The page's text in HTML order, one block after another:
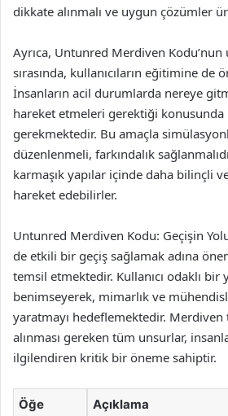
dikkate alınmalı ve uygun çözümler
Ayrıca, Untunred Merdiven Kodu’nun
sırasında, kullanıcıların eğitimine de
İnsanların acil durumlarda nereye
hareket etmeleri gerektiği konusunda
gerekmektedir. Bu amaçla
düzenlenmeli, farkındalık
karmaşık yapılar içinde daha bilinçli
hareket edebilirler.
Untunred Merdiven Kodu: Geçişin
de etkili bir geçiş sağlamak adına
temsil etmektedir. Kullanıcı odaklı bir
benimseyerek, mimarlık ve
yaratmayı hedeflemektedir. Merdiven
alınması gereken tüm unsurlar,
ilgilendiren kritik bir öneme sahiptir.
Öğe Açıklama